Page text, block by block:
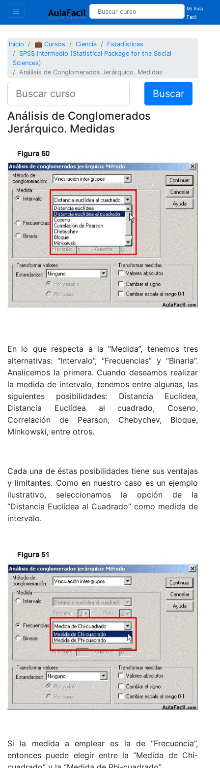
Mi Aula
Facil
Inicio 💼 Cursos Ciencia
Estadísticas
SPSS Intermedio (Statistical Package for the Social
Sciences)
Análisis de Conglomerados Jerárquico. Medidas
Buscar
Análisis de Conglomerados
Jerárquico. Medidas
En lo que respecta a la “Medida”, tenemos tres
alternativas: “Intervalo”, “Frecuencias” y “Binaria”.
Analicemos la primera. Cuando deseamos realizar
la medida de intervalo, tenemos entre algunas, las
siguientes posibilidades: Distancia Euclídea,
Distancia Euclídea al cuadrado, Coseno,
Correlación de Pearson, Chebychev, Bloque,
Minkowski, entre otros.
Cada una de éstas posibilidades tiene sus ventajas
y limitantes. Como en nuestro caso es un ejemplo
ilustrativo, seleccionamos la opción de la
“Distancia Euclídea al Cuadrado” como medida de
intervalo.
Si la medida a emplear es la de “Frecuencia”,
entonces puede elegir entre la “Medida de Chi-